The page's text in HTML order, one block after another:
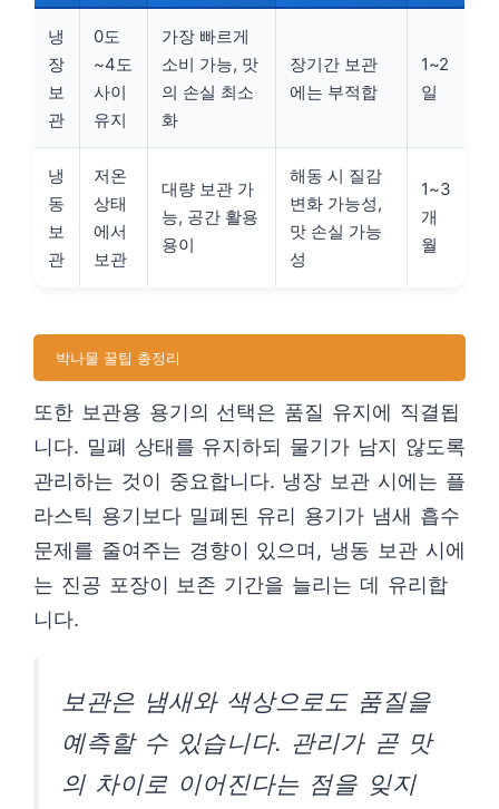
냉
장
보
관
0도
~4도
사이
유지
가장 빠르게
소비 가능, 맛
의 손실 최소
화
장기간 보관
에는 부적합
1~2
일
냉
동
보
관
저온
상태
에서
보관
대량 보관 가
능, 공간 활용
용이
해동 시 질감
변화 가능성,
맛 손실 가능
성
1~3
개
월
박나물 꿀팁 총정리
또한 보관용 용기의 선택은 품질 유지에 직결됩
니다. 밀폐 상태를 유지하되 물기가 남지 않도록
관리하는 것이 중요합니다. 냉장 보관 시에는 플
라스틱 용기보다 밀폐된 유리 용기가 냄새 흡수
문제를 줄여주는 경향이 있으며, 냉동 보관 시에
는 진공 포장이 보존 기간을 늘리는 데 유리합
니다.
보관은 냄새와 색상으로도 품질을
예측할 수 있습니다. 관리가 곧 맛
의 차이로 이어진다는 점을 잊지